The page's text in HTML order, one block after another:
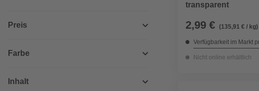
Preis
Farbe
Inhalt
transparent
2,99 € (135,91 € / kg)
Verfügbarkeit im Markt
Nicht online erhältlich